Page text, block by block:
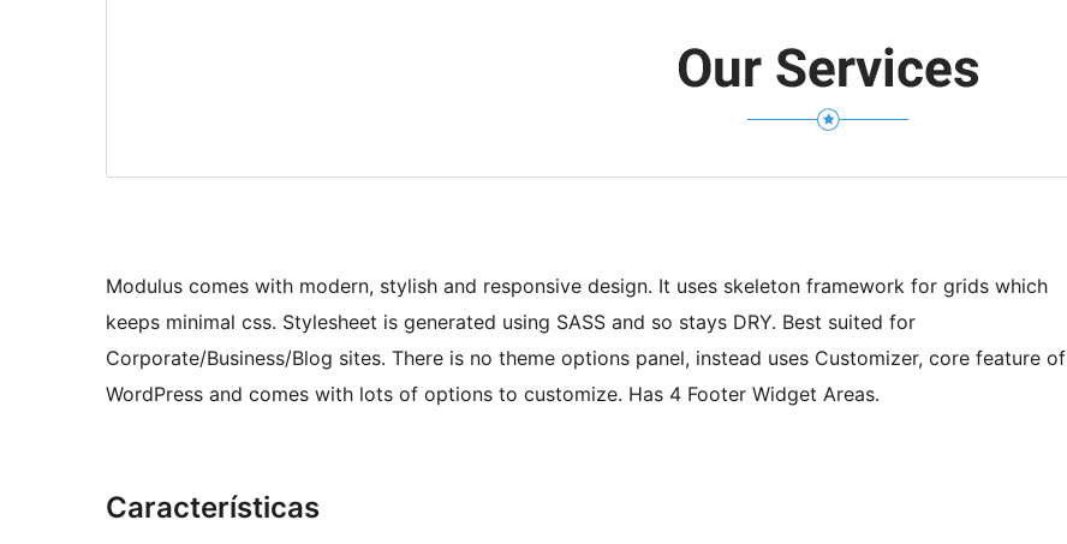
Modulus comes with modern, stylish and responsive design. It uses skeleton framework for grids which
keeps minimal css. Stylesheet is generated using SASS and so stays DRY. Best suited for
Corporate/Business/Blog sites. There is no theme options panel, instead uses Customizer, core feature of
WordPress and comes with lots of options to customize. Has 4 Footer Widget Areas.
Características